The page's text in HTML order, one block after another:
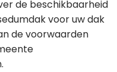
de beschikbaarheid
voor uw dak
de voorwaarden